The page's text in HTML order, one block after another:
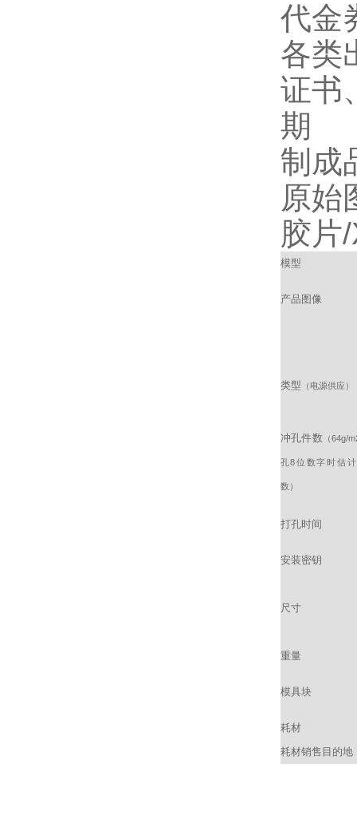
代金
各类
证书
期
制成
原始
胶片
模型
产品图像
类型 （电源供应）
冲孔件数 （64g/
孔8位数字时估
数）
打孔时间
安装密钥
尺寸
重量
模具块
耗材
耗材销售目的地